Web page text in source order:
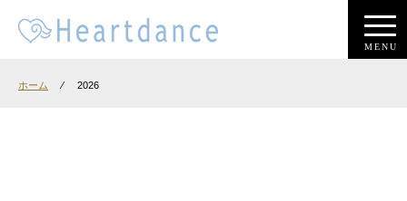
MENU
ホーム ⁄ 2026